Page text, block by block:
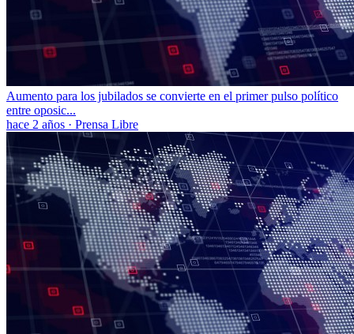
Aumento para los jubilados se convierte en el primer pulso político
entre oposic...
hace 2 años · Prensa Libre